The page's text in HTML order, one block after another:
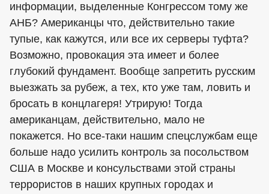
информации, выделенные Конгрессом тому же
АНБ? Американцы что, действительно такие
тупые, как кажутся, или все их серверы туфта?
Возможно, провокация эта имеет и более
глубокий фундамент. Вообще запретить русским
выезжать за рубеж, а тех, кто уже там, ловить и
бросать в концлагеря! Утрирую! Тогда
американцам, действительно, мало не
покажется. Но все-таки нашим спецслужбам еще
больше надо усилить контроль за посольством
США в Москве и консульствами этой страны
террористов в наших крупных городах и